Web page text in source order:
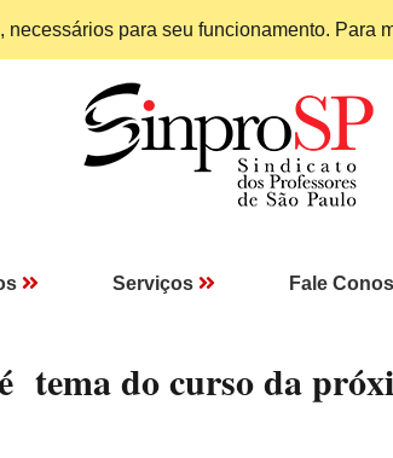
para seu funcionamento. Para
Serviços Fale
tema do curso da